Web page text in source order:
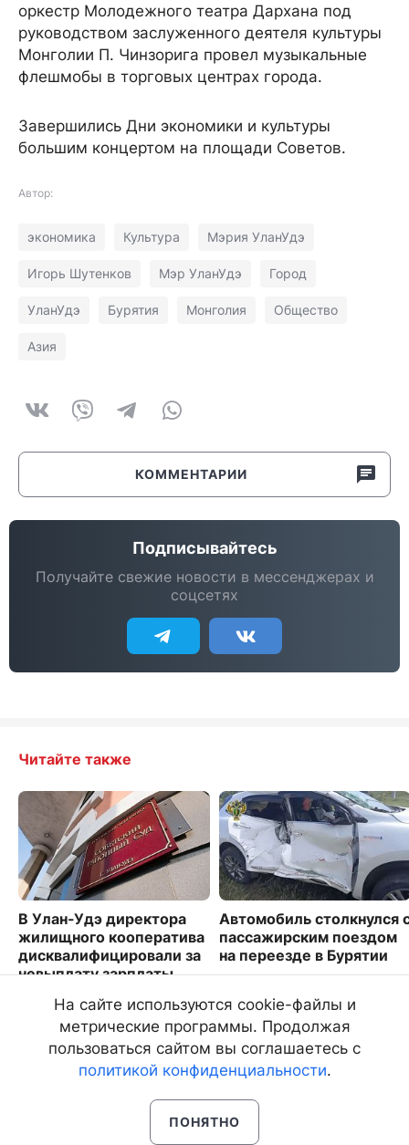
оркестр Молодежного театра Дархана под
руководством заслуженного деятеля культуры
Монголии П. Чинзорига провел музыкальные
флешмобы в торговых центрах города.
Завершились Дни экономики и культуры
большим концертом на площади Советов.
Автор:
экономика Культура Мэрия УланУдэ
Игорь Шутенков Мэр УланУдэ Город
УланУдэ Бурятия Монголия Общество
Азия
КОММЕНТАРИИ
Подписывайтесь
Получайте свежие новости в мессенджерах и
соцсетях
Читайте также
В Улан-Удэ директора
жилищного кооператива
дисквалифицировали за
невыплату зарплаты
2995
Автомобиль столкнулся
пассажирским поездом
на переезде в Бурятии
На сайте используются cookie-файлы и
метрические программы. Продолжая
пользоваться сайтом вы соглашаетесь с
политикой конфиденциальности.
ПОНЯТНО